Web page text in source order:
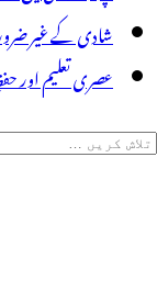
شادی کے غیر ضروری اخراجات میں کمی، 300
عصری تعلیم اور
تلاش